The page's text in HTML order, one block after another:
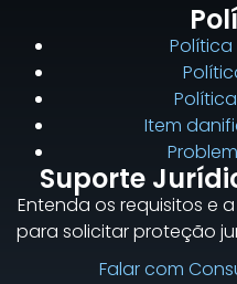
Item
Suporte
Entenda os requisitos e
para solicitar proteção
Falar com